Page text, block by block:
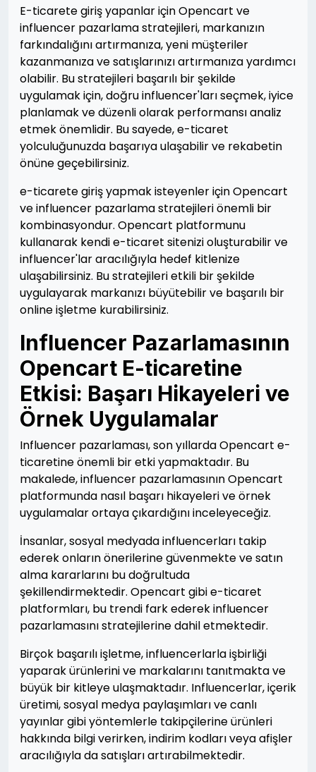
E-ticarete giriş yapanlar için Opencart ve
influencer pazarlama stratejileri, markanızın
farkındalığını artırmanıza, yeni müşteriler
kazanmanıza ve satışlarınızı artırmanıza yardımcı
olabilir. Bu stratejileri başarılı bir şekilde
uygulamak için, doğru influencer'ları seçmek, iyice
planlamak ve düzenli olarak performansı analiz
etmek önemlidir. Bu sayede, e-ticaret
yolculuğunuzda başarıya ulaşabilir ve rekabetin
önüne geçebilirsiniz.
e-ticarete giriş yapmak isteyenler için Opencart
ve influencer pazarlama stratejileri önemli bir
kombinasyondur. Opencart platformunu
kullanarak kendi e-ticaret sitenizi oluşturabilir ve
influencer'lar aracılığıyla hedef kitlenize
ulaşabilirsiniz. Bu stratejileri etkili bir şekilde
uygulayarak markanızı büyütebilir ve başarılı bir
online işletme kurabilirsiniz.
Influencer Pazarlamasının
Opencart E-ticaretine
Etkisi: Başarı Hikayeleri ve
Örnek Uygulamalar
Influencer pazarlaması, son yıllarda Opencart e-
ticaretine önemli bir etki yapmaktadır. Bu
makalede, influencer pazarlamasının Opencart
platformunda nasıl başarı hikayeleri ve örnek
uygulamalar ortaya çıkardığını inceleyeceğiz.
İnsanlar, sosyal medyada influencerları takip
ederek onların önerilerine güvenmekte ve satın
alma kararlarını bu doğrultuda
şekillendirmektedir. Opencart gibi e-ticaret
platformları, bu trendi fark ederek influencer
pazarlamasını stratejilerine dahil etmektedir.
Birçok başarılı işletme, influencerlarla işbirliği
yaparak ürünlerini ve markalarını tanıtmakta ve
büyük bir kitleye ulaşmaktadır. Influencerlar, içerik
üretimi, sosyal medya paylaşımları ve canlı
yayınlar gibi yöntemlerle takipçilerine ürünleri
hakkında bilgi verirken, indirim kodları veya afişler
aracılığıyla da satışları artırabilmektedir.